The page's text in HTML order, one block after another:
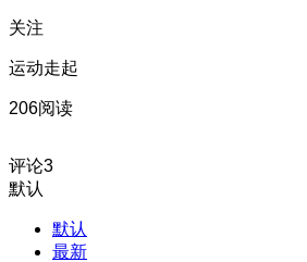
关注
运动走起
206阅读
评论3
默认
默认
最新